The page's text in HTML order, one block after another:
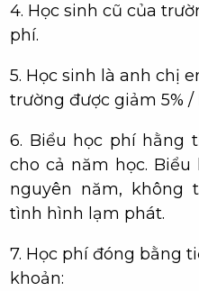
4. Học sinh cũ của
phí.
5. Học sinh là anh chị
trường được giảm 5% /
6. Biểu học phí hằng
cho cả năm học.
nguyên năm, không
tình hình lạm phát.
7. Học phí đóng bằng
khoản: